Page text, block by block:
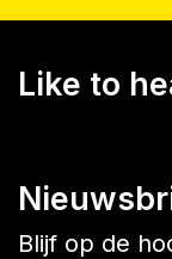
Like to
Blijf op de